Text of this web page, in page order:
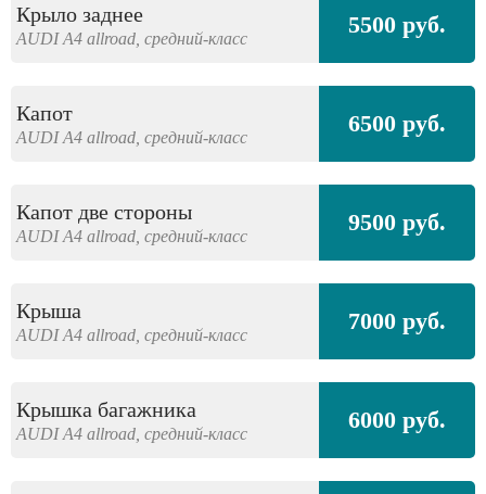
Крыло заднее
AUDIA4 allroad, средний-класс 5500 руб.
Капот
AUDIA4 allroad, средний-класс 6500 руб.
Капот две стороны
AUDIA4 allroad, средний-класс 9500 руб.
Крыша
AUDIA4 allroad, средний-класс 7000 руб.
Крышка багажника
AUDIA4 allroad, средний-класс 6000 руб.